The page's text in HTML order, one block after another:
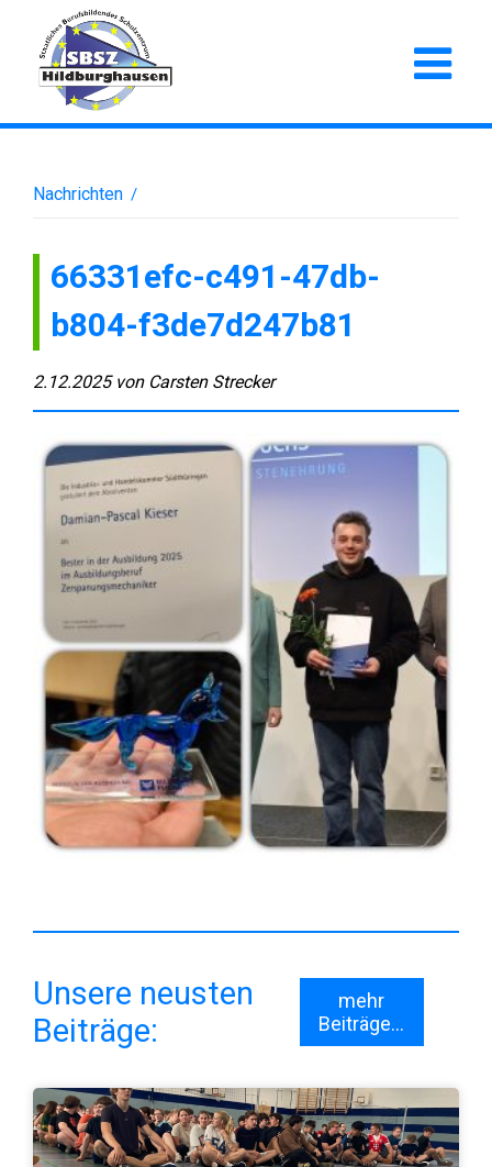
Nachrichten /
66331efc-c491-47db-
b804-f3de7d247b81
2.12.2025 von Carsten Strecker
Unsere neusten
Beiträge:
mehr
Beiträge...